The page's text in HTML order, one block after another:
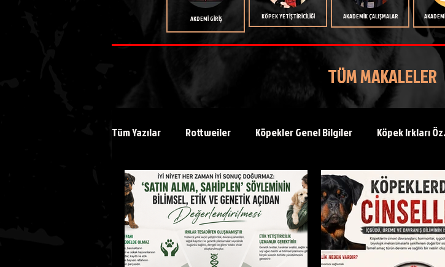
AKDEMİ GİRİŞ KÖPEK YETİŞTİRİCİLİĞİ AKADEMİK ÇALIŞMALAR
TÜM
Tüm Yazılar Rottweiler Köpekler Genel Bilgiler Köpek Irkları
Köpeklerde Beslenme Köpek Eğitimi Köpek Hastalıkları
Kedi Bakımı Temel Bilgiler Kedilerde Beslenme Kediler İçin